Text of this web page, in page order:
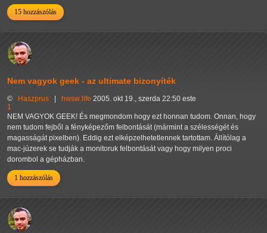
15 hozzászólás
Nem vagyok geek - az ultimate bizonyíték
© Haszprus | hwsw life 2005. okt 19., szerda 22:50 este
1
NEM VAGYOK GEEK! És megmondom hogy ezt honnan tudom. Onnan, hogy
nem tudom fejből a fényképezőm felbontását (mármint a szélességét és
magasságát pixelben). Eddig ezt elképzelhetetlennek tartottam. Állítólag a
mac-júzerek se tudják a monitoruk felbontását vagy hogy milyen proci
dorombol a gépházban.
1 hozzászólás